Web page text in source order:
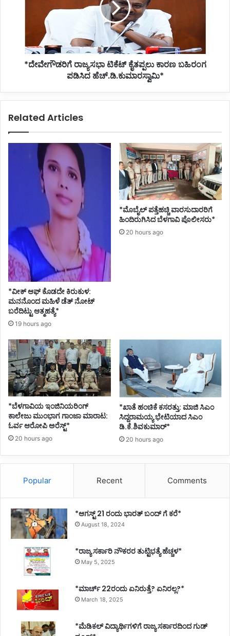
ಹೆಚ್.ಡಿ.ಕುಮಾರಸ್ವಾಮಿ*
*ದೇವೇಗೌಡರಿಗೆ ರಾಜ್ಯಸಭಾ ಟಿಕೆಟ್ ಕೈತಪ್ಪಲು ಕಾರಣ ಬಹಿರಂಗ
ಪಡಿಸಿದ ಹೆಚ್.ಡಿ.ಕುಮಾರಸ್ವಾಮಿ*
Related Articles
*ವೀಕ್ ಆಫ್ ಕೊಡದೇ ಕಿರುಕುಳ:
ಮನನೊಂದ ಮಹಿಳೆ ಡೆತ್ ನೋಟ್
ಬರೆದಿಟ್ಟು ಆತ್ಮಹತ್ಯೆ*
19 hours ago
*ಮೊಬೈಲ್ ಪತ್ತೆಹಚ್ಚಿ ವಾರಸುದಾರರಿಗೆ
ಹಿಂದಿರುಗಿಸಿದ ಬೆಳಗಾವಿ ಪೊಲೀಸರು*
20 hours ago
*ಬೆಳಗಾವಿಯ ಇಂಜಿನಿಯರಿಂಗ್‌
ಕಾಲೇಜು ಮುಂಭಾಗ ಗಾಂಜಾ ಮಾರಾಟ:
ಓರ್ವ ಆರೋಪಿ ಅರೆಸ್ಟ್*
20 hours ago
*ಖಾತೆ ಹಂಚಿಕೆ ಕಸರತ್ತು: ಮಾಜಿ ಸಿಎಂ
ಸಿದ್ದರಾಮಯ್ಯ ಭೇಟಿಯಾದ ಸಿಎಂ
ಡಿ.ಕೆ.ಶಿವಕುಮಾರ್*
20 hours ago
Popular Recent Comments
*ಆಗಸ್ಟ್ 21 ರಂದು ಭಾರತ್‌ ಬಂದ್‌ ಗೆ ಕರೆ*
August 18, 2024
*ರಾಜ್ಯ ಸರ್ಕಾರಿ ನೌಕರರ ತುಟ್ಟಿಭತ್ಯೆ ಹೆಚ್ಚಳ*
May 5, 2025
*ಮಾರ್ಚ್ 22ರಂದು ಏನಿರುತ್ತೆ? ಏನಿರಲ್ಲ?*
March 18, 2025
*ಮೆಡಿಕಲ್ ವಿದ್ಯಾರ್ಥಿಗಳಿಗೆ ರಾಜ್ಯ ಸರ್ಕಾರದಿಂದ ಗುಡ್